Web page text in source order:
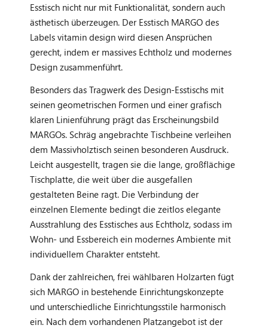
Esstisch nicht nur mit Funktionalität, sondern auch
ästhetisch überzeugen. Der Esstisch MARGO des
Labels vitamin design wird diesen Ansprüchen
gerecht, indem er massives Echtholz und modernes
Design zusammenführt.
Besonders das Tragwerk des Design-Esstischs mit
seinen geometrischen Formen und einer grafisch
klaren Linienführung prägt das Erscheinungsbild
MARGOs. Schräg angebrachte Tischbeine verleihen
dem Massivholztisch seinen besonderen Ausdruck.
Leicht ausgestellt, tragen sie die lange, großflächige
Tischplatte, die weit über die ausgefallen
gestalteten Beine ragt. Die Verbindung der
einzelnen Elemente bedingt die zeitlos elegante
Ausstrahlung des Esstisches aus Echtholz, sodass im
Wohn- und Essbereich ein modernes Ambiente mit
individuellem Charakter entsteht.
Dank der zahlreichen, frei wählbaren Holzarten fügt
sich MARGO in bestehende Einrichtungskonzepte
und unterschiedliche Einrichtungsstile harmonisch
ein. Nach dem vorhandenen Platzangebot ist der